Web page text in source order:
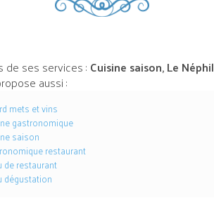
de ses services : Cuisine saison, Le
aussi :
mets et vins
gastronomique
saison
restaurant
de restaurant
dégustation